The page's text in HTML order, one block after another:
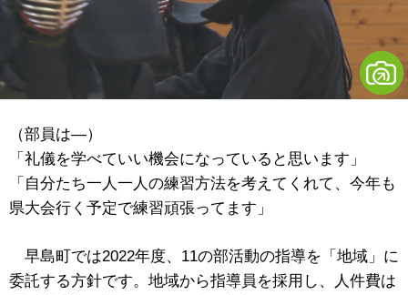
（部員は―）
「礼儀を学べていい機会になっていると思います」
「自分たち一人一人の練習方法を考えてくれて、今年も
県大会行く予定で練習頑張ってます」
早島町では2022年度、11の部活動の指導を「地域」に
委託する方針です。地域から指導員を採用し、人件費は